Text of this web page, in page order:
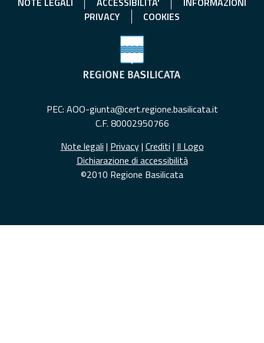
PRIVACY
COOKIES
PEC: AOO-giunta@cert.regione.basilicata.it
C.F. 80002950766
Note legali | Privacy| Crediti | Il Logo
Dichiarazione di accessibilità
©2010 Regione Basilicata